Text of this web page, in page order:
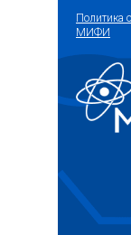
Политика
МИФИ